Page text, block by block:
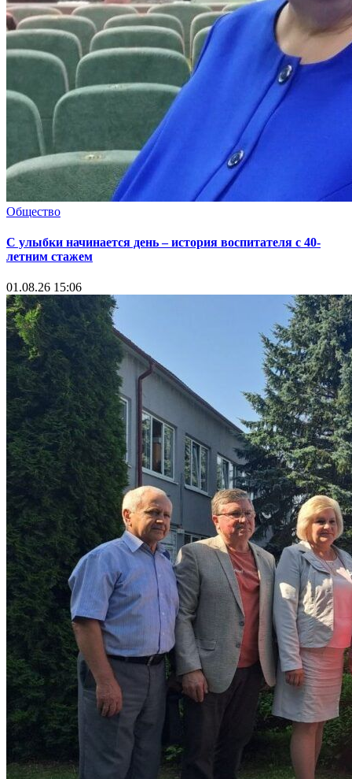
Общество
С улыбки начинается день – история воспитателя с 40-
летним стажем
01.08.26 15:06